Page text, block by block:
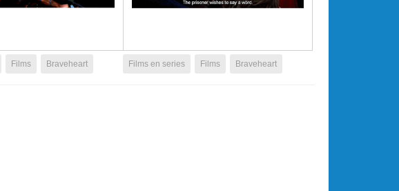
Films Braveheart Films en series Films Braveheart